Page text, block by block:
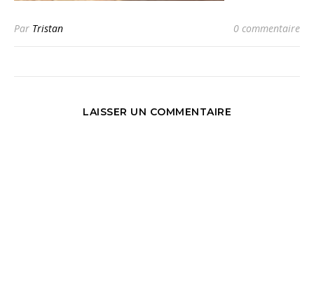
Par Tristan 0 commentaire
LAISSER UN COMMENTAIRE